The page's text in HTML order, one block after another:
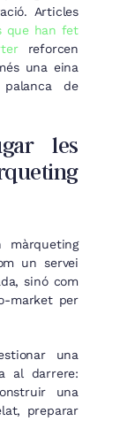
Articles
que han fet
reforcen
una eina
de
les
màrqueting
un servei
sinó com
market per
una
al darrere:
una
preparar